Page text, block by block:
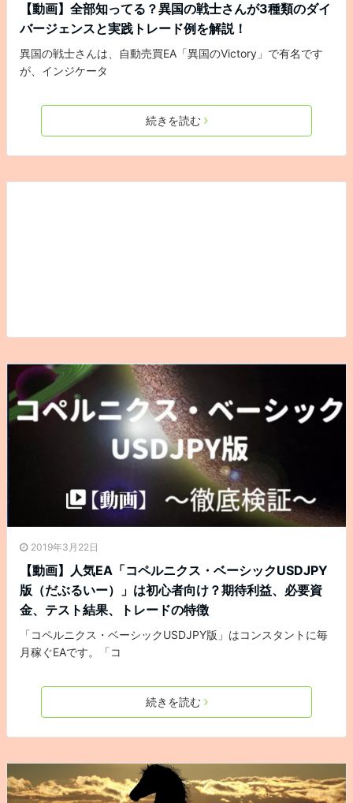
【動画】全部知ってる？異国の戦士さんが3種類のダイ
バージェンスと実践トレード例を解説！
異国の戦士さんは、自動売買EA「異国のVictory」で有名です
が、インジケータ
続きを読む
2019年3月22日
【動画】人気EA「コペルニクス・ベーシックUSDJPY
版（だぶるいー）」は初心者向け？期待利益、必要資
金、テスト結果、トレードの特徴
「コペルニクス・ベーシックUSDJPY版」はコンスタントに毎
月稼ぐEAです。「コ
続きを読む